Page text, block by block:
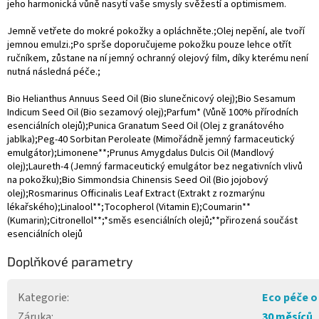
jeho harmonická vůně nasytí vaše smysly svěžestí a optimismem.
Jemně vetřete do mokré pokožky a opláchněte.;Olej nepění, ale tvoří
jemnou emulzi.;Po sprše doporučujeme pokožku pouze lehce otřít
ručníkem, zůstane na ní jemný ochranný olejový film, díky kterému není
nutná následná péče.;
Bio Helianthus Annuus Seed Oil (Bio slunečnicový olej);Bio Sesamum
Indicum Seed Oil (Bio sezamový olej);Parfum* (Vůně 100% přírodních
esenciálních olejů);Punica Granatum Seed Oil (Olej z granátového
jablka);Peg-40 Sorbitan Peroleate (Mimořádně jemný farmaceutický
emulgátor);Limonene**;Prunus Amygdalus Dulcis Oil (Mandlový
olej);Laureth-4 (Jemný farmaceutický emulgátor bez negativních vlivů
na pokožku);Bio Simmondsia Chinensis Seed Oil (Bio jojobový
olej);Rosmarinus Officinalis Leaf Extract (Extrakt z rozmarýnu
lékařského);Linalool**;Tocopherol (Vitamin E);Coumarin**
(Kumarin);Citronellol**;*směs esenciálních olejů;**přirozená součást
esenciálních olejů
Doplňkové parametry
Kategorie:
Eco péče